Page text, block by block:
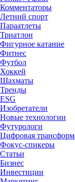
Комментаторы
Летний спорт
Параатлеты
Триатлон
Фигурное катание
Фитнес
Футбол
Хоккей
Шахматы
Тренды
ESG
Изобретатели
Новые технологии
Футурологи
Цифровая
Фокус-спикеры
Статьи
Бизнес
Инвестиции